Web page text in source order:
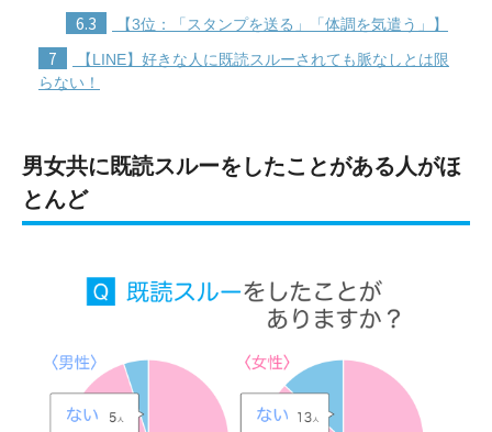
6.3 【3位：「スタンプを送る」「体調を気遣う」】
7
【LINE】好きな人に既読スルーされても脈なしとは限
らない！
男女共に既読スルーをしたことがある人がほ
とんど